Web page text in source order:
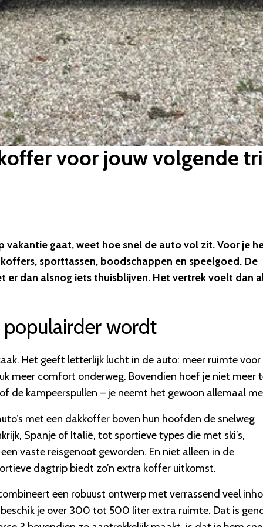
voor jouw volgende
gaat, weet hoe snel de auto vol zit. Voor je
sporttassen, boodschappen en speelgoed. De
dan alsnog iets thuisblijven. Het vertrek voelt dan
wordt
Het geeft letterlijk lucht in de auto: meer ruimte voor
meer comfort onderweg. Bovendien hoef je niet meer
de kampeerspullen – je neemt het gewoon allemaal
met een dakkoffer boven hun hoofden de snelweg
Spanje of Italië, tot sportieve types die met ski’s,
vaste reisgenoot geworden. En niet alleen in de
dagtrip biedt zo’n extra koffer uitkomst.
een robuust ontwerp met verrassend veel
je over 300 tot 500 liter extra ruimte. Dat is